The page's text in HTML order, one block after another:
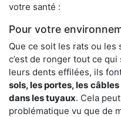
votre santé :
Pour votre
Que ce soit les rats ou
c’est de ronger tout ce
leurs dents effilées, ils
sols, les portes, les câbles
dans les tuyaux. Cela
problématique vu que de